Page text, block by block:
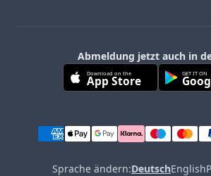
Abmeldung jetzt auch in
Download on the
App Store GET IT ON
Sprache ändern:DeutschEnglish